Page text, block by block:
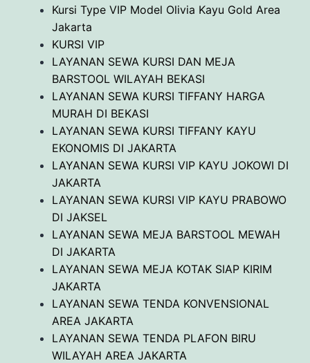
Kursi Type VIP Model Olivia Kayu Gold Area
Jakarta
KURSI VIP
LAYANAN SEWA KURSI DAN MEJA
BARSTOOL WILAYAH BEKASI
LAYANAN SEWA KURSI TIFFANY HARGA
MURAH DI BEKASI
LAYANAN SEWA KURSI TIFFANY KAYU
EKONOMIS DI JAKARTA
LAYANAN SEWA KURSI VIP KAYU JOKOWI DI
JAKARTA
LAYANAN SEWA KURSI VIP KAYU PRABOWO
DI JAKSEL
LAYANAN SEWA MEJA BARSTOOL MEWAH
DI JAKARTA
LAYANAN SEWA MEJA KOTAK SIAP KIRIM
JAKARTA
LAYANAN SEWA TENDA KONVENSIONAL
AREA JAKARTA
LAYANAN SEWA TENDA PLAFON BIRU
WILAYAH AREA JAKARTA